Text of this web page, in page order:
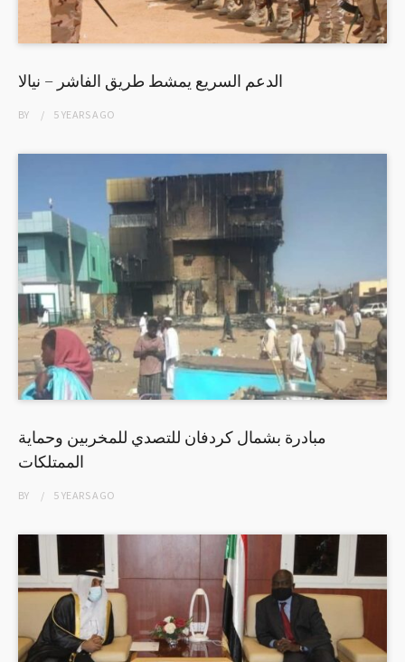
الدعم السريع يمشط طريق الفاشر – نيالا
BY 5 YEARSAGO
مبادرة بشمال كردفان للتصدي للمخربين وحماية
الممتلكات
BY 5 YEARSAGO